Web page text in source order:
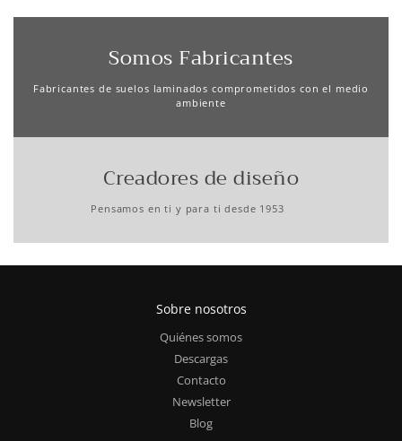
Somos Fabricantes
Fabricantes de suelos laminados comprometidos con el medio
ambiente
Creadores de diseño
Pensamos en ti y para ti desde 1953
Sobre nosotros
Quiénes somos
Descargas
Contacto
Newsletter
Blog